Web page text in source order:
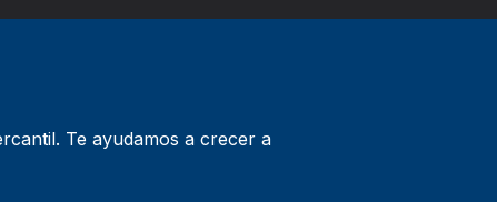
Te ayudamos a crecer a